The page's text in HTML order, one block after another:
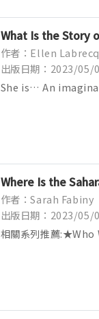
What Is the Story
作者：Ellen
出版日期：2023/05/
She is… An
Where Is the
作者：Sarah Fabiny
出版日期：2023/05/
相關系列推薦